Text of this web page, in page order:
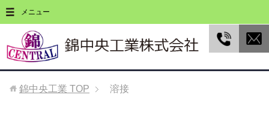
メニュー
錦中央工業 TOP 溶接